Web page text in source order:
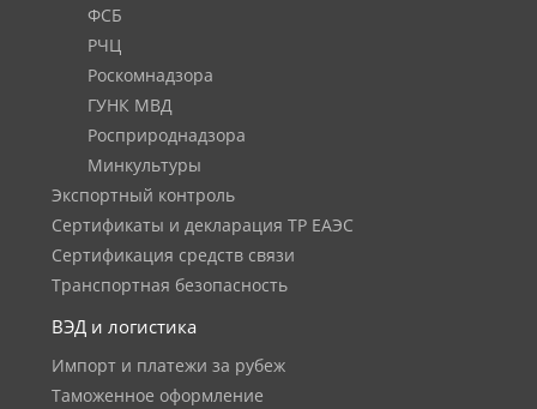
ФСБ
РЧЦ
Роскомнадзора
ГУНК МВД
Росприроднадзора
Минкультуры
Экспортный контроль
Сертификаты и декларация ТР ЕАЭС
Сертификация средств связи
Транспортная безопасность
ВЭД и логистика
Импорт и платежи за рубеж
Таможенное оформление